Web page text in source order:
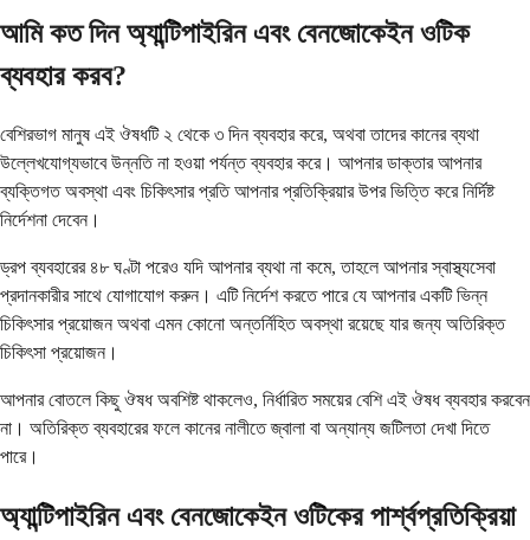
আমি কত দিন অ্যান্টিপাইরিন এবং বেনজোকেইন ওটিক
ব্যবহার করব?
বেশিরভাগ মানুষ এই ঔষধটি ২ থেকে ৩ দিন ব্যবহার করে, অথবা তাদের কানের ব্যথা
উল্লেখযোগ্যভাবে উন্নতি না হওয়া পর্যন্ত ব্যবহার করে। আপনার ডাক্তার আপনার
ব্যক্তিগত অবস্থা এবং চিকিৎসার প্রতি আপনার প্রতিক্রিয়ার উপর ভিত্তি করে নির্দিষ্ট
নির্দেশনা দেবেন।
ড্রপ ব্যবহারের ৪৮ ঘণ্টা পরেও যদি আপনার ব্যথা না কমে, তাহলে আপনার স্বাস্থ্যসেবা
প্রদানকারীর সাথে যোগাযোগ করুন। এটি নির্দেশ করতে পারে যে আপনার একটি ভিন্ন
চিকিৎসার প্রয়োজন অথবা এমন কোনো অন্তর্নিহিত অবস্থা রয়েছে যার জন্য অতিরিক্ত
চিকিৎসা প্রয়োজন।
আপনার বোতলে কিছু ঔষধ অবশিষ্ট থাকলেও, নির্ধারিত সময়ের বেশি এই ঔষধ ব্যবহার করবেন
না। অতিরিক্ত ব্যবহারের ফলে কানের নালীতে জ্বালা বা অন্যান্য জটিলতা দেখা দিতে
পারে।
অ্যান্টিপাইরিন এবং বেনজোকেইন ওটিকের পার্শ্বপ্রতিক্রিয়া